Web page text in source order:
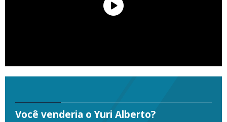
Você venderia o Yuri Alberto?